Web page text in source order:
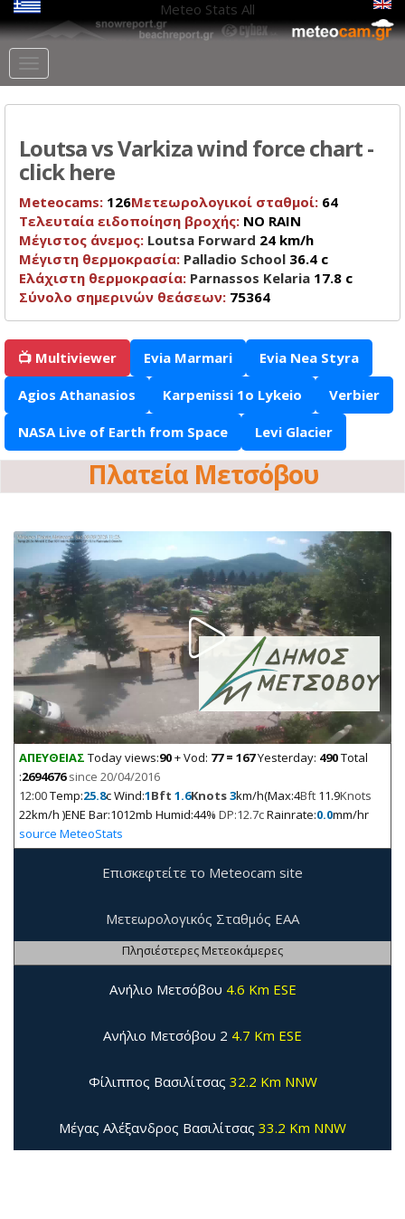
Meteo Stats All
Loutsa vs Varkiza wind force chart -
click here
Meteocams: 126Μετεωρολογικοί σταθμοί: 64
Τελευταία ειδοποίηση βροχής: NO RAIN
Μέγιστος άνεμος: Loutsa Forward 24 km/h
Μέγιστη θερμοκρασία: Palladio School 36.4 c
Ελάχιστη θερμοκρασία: Parnassos Kelaria 17.8 c
Σύνολο σημερινών θεάσεων: 75364
📺 Multiviewer Evia Marmari Evia Nea Styra
Agios Athanasios Karpenissi 1o Lykeio Verbier
NASA Live of Earth from Space Levi Glacier
Πλατεία Μετσόβου
ΑΠΕΥΘΕΙΑΣ Today views:90+ Vod: 77 = 167Yesterday: 490Total
:2694676since 20/04/2016
12:00Temp:25.8c Wind:1Bft 1.6Knots3km/h(Max:4Bft 11.9Knots
22km/h )ENE Bar:1012mb Humid:44% DP:12.7cRainrate:0.0mm/hr
source MeteoStats
Επισκεφτείτε το Meteocam site
Μετεωρολογικός Σταθμός ΕΑΑ
Πλησιέστερες Μετεοκάμερες
Ανήλιο Μετσόβου 4.6 Km ESE
Ανήλιο Μετσόβου 2 4.7 Km ESE
Φίλιππος Βασιλίτσας 32.2 Km NNW
Μέγας Αλέξανδρος Βασιλίτσας 33.2 Km NNW